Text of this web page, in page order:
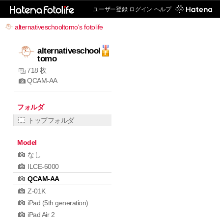
ユーザー登録 ログイン ヘルプ
alternativeschooltomo's fotolife
alternativeschool
tomo
718 枚
QCAM-AA
フォルダ
トップフォルダ
Model
なし
ILCE-6000
QCAM-AA
Z-01K
iPad (5th generation)
iPad Air 2